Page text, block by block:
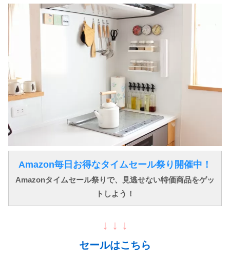
Amazon毎日お得なタイムセール祭り開催中！
Amazonタイムセール祭りで、見逃せない特価商品をゲッ
トしよう！
↓ ↓ ↓
セールはこちら